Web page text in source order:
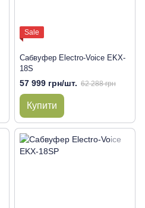
Sale
Сабвуфер Electro-Voice EKX-
18S
57 999 грн/шт. 62 288 грн
Купити